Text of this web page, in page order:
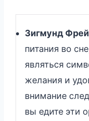
Зигмунд
питания во
являться
желания и
внимание
вы едите эти